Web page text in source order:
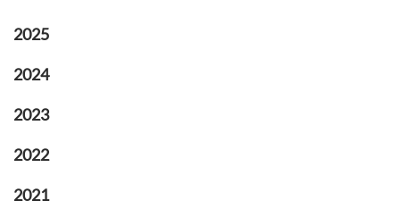
2025
2024
2023
2022
2021